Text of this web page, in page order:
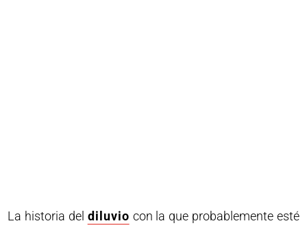
La historia del diluvio con la que probablemente esté